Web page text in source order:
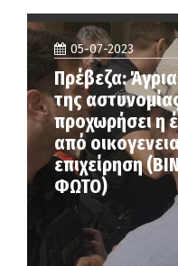
05-07-2023
Πρέβεζα:
της
προχωρήσει η
από
επιχείρηση
ΦΩΤΟ)